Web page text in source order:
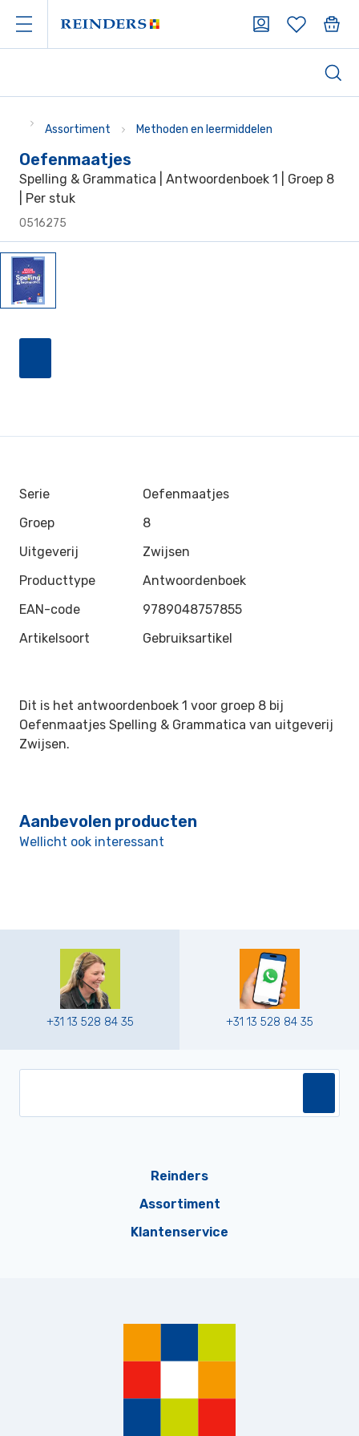
Assortiment Methoden en leermiddelen
Oefenmaatjes
Spelling & Grammatica | Antwoordenboek 1 | Groep 8
| Per stuk
0516275
Serie
Oefenmaatjes
Groep
8
Uitgeverij
Zwijsen
Producttype
Antwoordenboek
EAN-code
9789048757855
Artikelsoort
Gebruiksartikel
Dit is het antwoordenboek 1 voor groep 8 bij
Oefenmaatjes Spelling & Grammatica van uitgeverij
Zwijsen.
Aanbevolen producten
Wellicht ook interessant
+31 13 528 84 35 +31 13 528 84 35
Reinders
Assortiment
Klantenservice